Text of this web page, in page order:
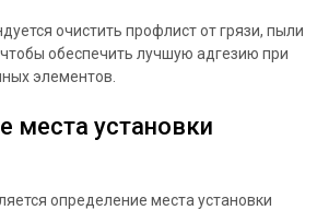
очистить профлист от грязи, пыли
чтобы обеспечить лучшую адгезию при
элементов.
места установки
определение места установки